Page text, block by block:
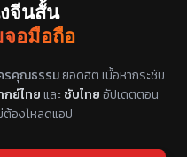
จีนสั้น
อมือถือ
ย ซับไทย
รคุณธรรมยอดฮิต เนื้อหากระชับ
กย์ไทยและ ซับไทยอัปเดตตอน
ต้องโหลดแอป